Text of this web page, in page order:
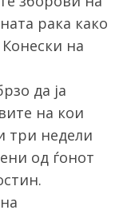
рака како
на
да ја
на кои
три недели
од ѓонот